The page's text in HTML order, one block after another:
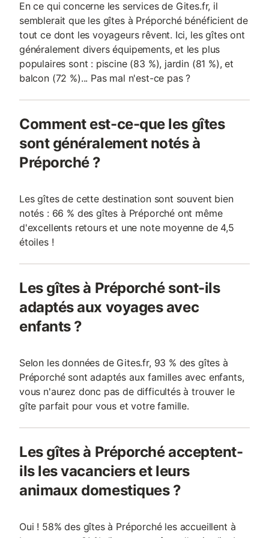
En ce qui concerne les services de Gites.fr, il
semblerait que les gîtes à Préporché bénéficient de
tout ce dont les voyageurs rêvent. Ici, les gîtes ont
généralement divers équipements, et les plus
populaires sont : piscine (83 %), jardin (81 %), et
balcon (72 %)... Pas mal n'est-ce pas ?
Comment est-ce-que les gîtes
sont généralement notés à
Préporché ?
Les gîtes de cette destination sont souvent bien
notés : 66 % des gîtes à Préporché ont même
d'excellents retours et une note moyenne de 4,5
étoiles !
Les gîtes à Préporché sont-ils
adaptés aux voyages avec
enfants ?
Selon les données de Gites.fr, 93 % des gîtes à
Préporché sont adaptés aux familles avec enfants,
vous n'aurez donc pas de difficultés à trouver le
gîte parfait pour vous et votre famille.
Les gîtes à Préporché acceptent-
ils les vacanciers et leurs
animaux domestiques ?
Oui ! 58% des gîtes à Préporché les accueillent à